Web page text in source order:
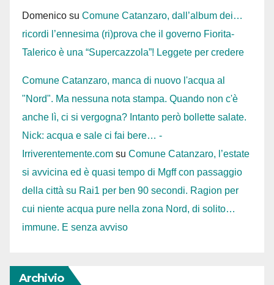
Domenico su Comune Catanzaro, dall’album dei…
ricordi l’ennesima (ri)prova che il governo Fiorita-
Talerico è una “Supercazzola”! Leggete per credere
Comune Catanzaro, manca di nuovo l'acqua al
"Nord". Ma nessuna nota stampa. Quando non c'è
anche lì, ci si vergogna? Intanto però bollette salate.
Nick: acqua e sale ci fai bere… -
Irriverentemente.com su Comune Catanzaro, l’estate
si avvicina ed è quasi tempo di Mgff con passaggio
della città su Rai1 per ben 90 secondi. Ragion per
cui niente acqua pure nella zona Nord, di solito…
immune. E senza avviso
Archivio